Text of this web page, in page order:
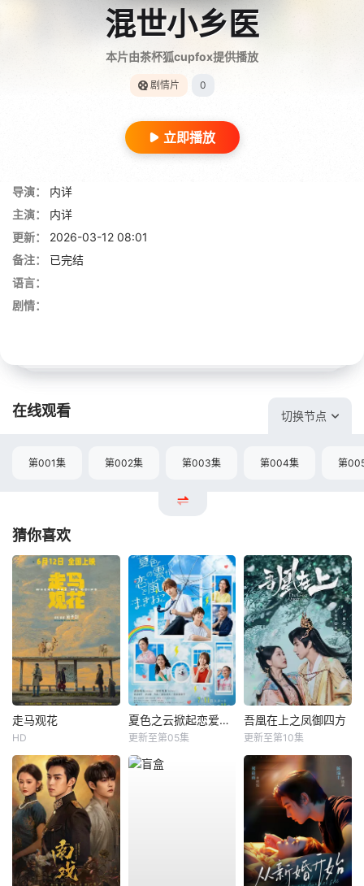
混世小乡医
本片由茶杯狐cupfox提供播放
剧情片 0
立即播放
导演：
内详
主演：
内详
更新：
2026-03-12 08:01
备注：
已完结
语言：
剧情：
在线观看 切换节点
第001集 第002集 第003集 第004集 第
猜你喜欢
走马观花
HD
夏色之云掀起恋爱与风暴
更新至第05集
吾凰在上之凤御四方
更新至第10集